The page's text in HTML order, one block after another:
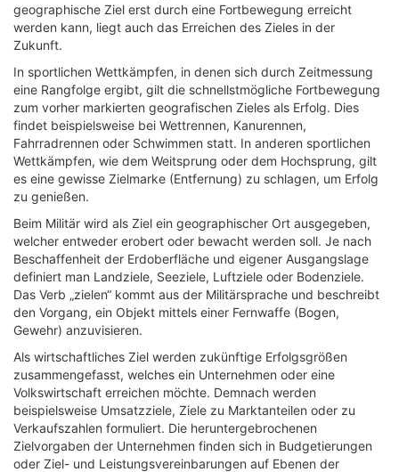
geographische Ziel erst durch eine Fortbewegung erreicht
werden kann, liegt auch das Erreichen des Zieles in der
Zukunft.
In sportlichen Wettkämpfen, in denen sich durch Zeitmessung
eine Rangfolge ergibt, gilt die schnellstmögliche Fortbewegung
zum vorher markierten geografischen Zieles als Erfolg. Dies
findet beispielsweise bei Wettrennen, Kanurennen,
Fahrradrennen oder Schwimmen statt. In anderen sportlichen
Wettkämpfen, wie dem Weitsprung oder dem Hochsprung, gilt
es eine gewisse Zielmarke (Entfernung) zu schlagen, um Erfolg
zu genießen.
Beim Militär wird als Ziel ein geographischer Ort ausgegeben,
welcher entweder erobert oder bewacht werden soll. Je nach
Beschaffenheit der Erdoberfläche und eigener Ausgangslage
definiert man Landziele, Seeziele, Luftziele oder Bodenziele.
Das Verb „zielen“ kommt aus der Militärsprache und beschreibt
den Vorgang, ein Objekt mittels einer Fernwaffe (Bogen,
Gewehr) anzuvisieren.
Als wirtschaftliches Ziel werden zukünftige Erfolgsgrößen
zusammengefasst, welches ein Unternehmen oder eine
Volkswirtschaft erreichen möchte. Demnach werden
beispielsweise Umsatzziele, Ziele zu Marktanteilen oder zu
Verkaufszahlen formuliert. Die heruntergebrochenen
Zielvorgaben der Unternehmen finden sich in Budgetierungen
oder Ziel- und Leistungsvereinbarungen auf Ebenen der